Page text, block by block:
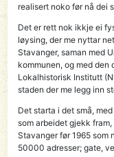
realisert noko før nå dei
Det er rett nok ikkje ei
løysing, der me nyttar
Stavanger, saman med
kommunen, og med
Lokalhistorisk Institutt
staden der me legg inn
Det starta i det små,
som arbeidet gjekk
Stavanger før 1965 som
50000 adresser; gate,